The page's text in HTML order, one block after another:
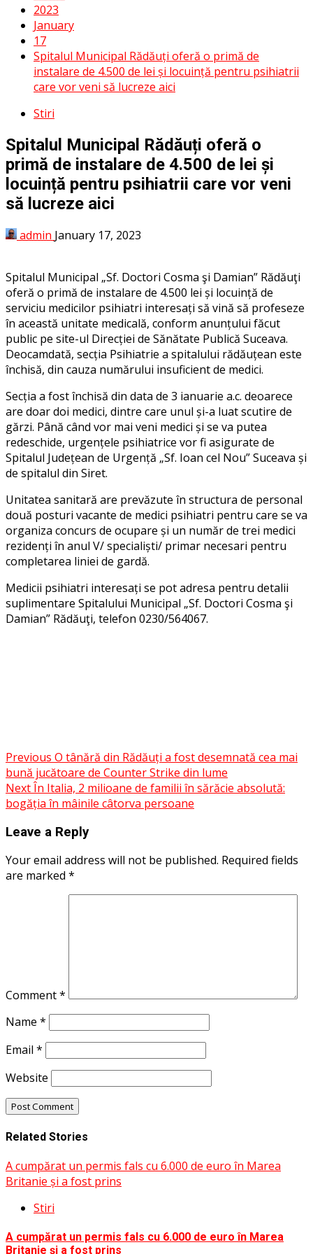
2023
January
17
Spitalul Municipal Rădăuți oferă o primă de
instalare de 4.500 de lei și locuință pentru psihiatrii
care vor veni să lucreze aici
Stiri
Spitalul Municipal Rădăuți oferă o
primă de instalare de 4.500 de lei și
locuință pentru psihiatrii care vor veni
să lucreze aici
admin January 17, 2023
Spitalul Municipal „Sf. Doctori Cosma şi Damian” Rădăuţi
oferă o primă de instalare de 4.500 lei și locuință de
serviciu medicilor psihiatri interesați să vină să profeseze
în această unitate medicală, conform anunțului făcut
public pe site-ul Direcției de Sănătate Publică Suceava.
Deocamdată, secția Psihiatrie a spitalului rădăuțean este
închisă, din cauza numărului insuficient de medici.
Secția a fost închisă din data de 3 ianuarie a.c. deoarece
are doar doi medici, dintre care unul și-a luat scutire de
gărzi. Până când vor mai veni medici și se va putea
redeschide, urgențele psihiatrice vor fi asigurate de
Spitalul Județean de Urgență „Sf. Ioan cel Nou” Suceava și
de spitalul din Siret.
Unitatea sanitară are prevăzute în structura de personal
două posturi vacante de medici psihiatri pentru care se va
organiza concurs de ocupare și un număr de trei medici
rezidenți în anul V/ specialiști/ primar necesari pentru
completarea liniei de gardă.
Medicii psihiatri interesați se pot adresa pentru detalii
suplimentare Spitalului Municipal „Sf. Doctori Cosma şi
Damian” Rădăuţi, telefon 0230/564067.
Share
Post
navigation
Previous O tânără din Rădăuți a fost desemnată cea mai
bună jucătoare de Counter Strike din lume
NextÎn Italia, 2 milioane de familii în sărăcie absolută:
bogăția în mâinile câtorva persoane
Leave a Reply
Your email address will not be published. Required fields
are marked *
Comment*
Name *
Email *
Website
Related Stories
A cumpărat un permis fals cu 6.000 de euro în Marea
Britanie și a fost prins
Stiri
A cumpărat un permis fals cu 6.000 de euro în Marea
Britanie și a fost prins